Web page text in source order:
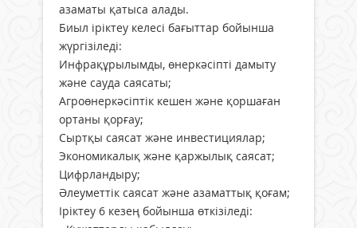
азаматы қатыса алады.
Биыл іріктеу келесі бағыттар бойынша
жүргізіледі:
Инфрақұрылымды, өнеркәсіпті дамыту
және сауда саясаты;
Агроөнеркәсіптік кешен және қоршаған
ортаны қорғау;
Сыртқы саясат және инвестициялар;
Экономикалық және қаржылық саясат;
Цифрландыру;
Әлеуметтік саясат және азаматтық қоғам;
Іріктеу 6 кезең бойынша өткізіледі: